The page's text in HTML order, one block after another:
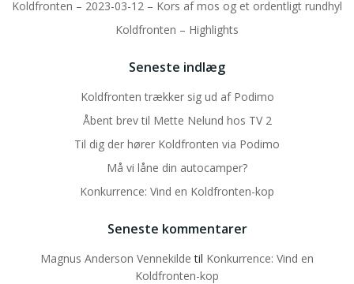
Koldfronten – 2023-03-12 – Kors af mos og et ordentligt rundhyl
Koldfronten – Highlights
Seneste indlæg
Koldfronten trækker sig ud af Podimo
Åbent brev til Mette Nelund hos TV 2
Til dig der hører Koldfronten via Podimo
Må vi låne din autocamper?
Konkurrence: Vind en Koldfronten-kop
Seneste kommentarer
Magnus Anderson Vennekilde til Konkurrence: Vind en
Koldfronten-kop